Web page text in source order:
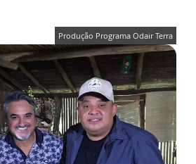
Produção Programa Odair Terra